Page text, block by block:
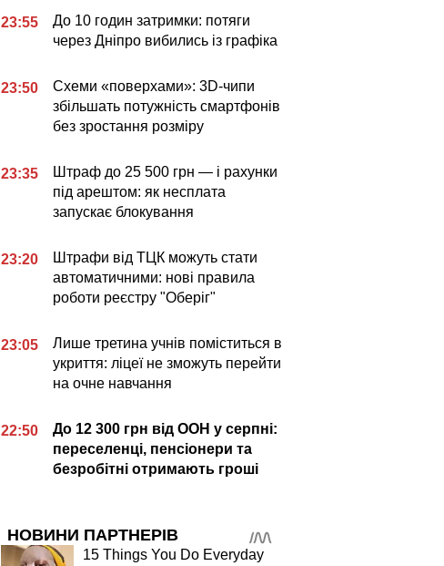
23:55
До 10 годин затримки: потяги
через Дніпро вибились із графіка
23:50
Схеми «поверхами»: 3D-чипи
збільшать потужність смартфонів
без зростання розміру
23:35
Штраф до 25 500 грн — і рахунки
під арештом: як несплата
запускає блокування
23:20
Штрафи від ТЦК можуть стати
автоматичними: нові правила
роботи реєстру "Оберіг"
23:05
Лише третина учнів поміститься в
укриття: ліцеї не зможуть перейти
на очне навчання
22:50
До 12 300 грн від ООН у серпні:
переселенці, пенсіонери та
безробітні отримають гроші
НОВИНИ ПАРТНЕРІВ
15 Things You Do Everyday